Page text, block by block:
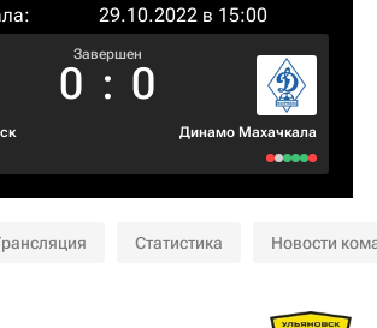
29.10.2022 в 15:00
Завершен
0 : 0
Динамо Махачкала
Статистика Новости